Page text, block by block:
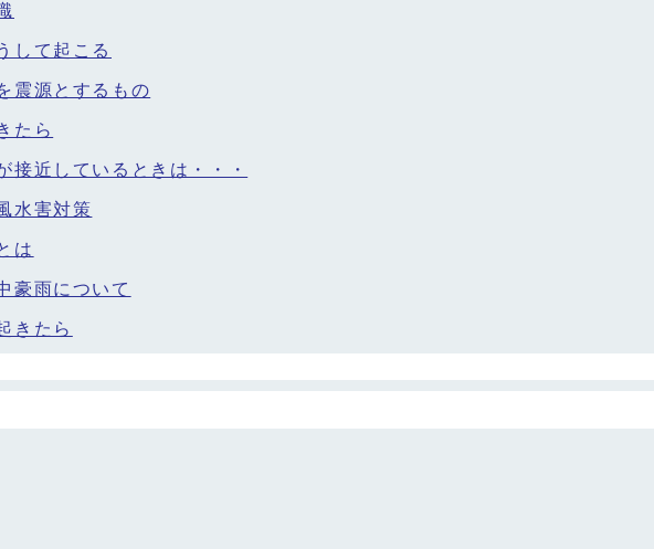
して起こる
震源とするもの
たら
接近しているときは・・・
水害対策
は
豪雨について
きたら